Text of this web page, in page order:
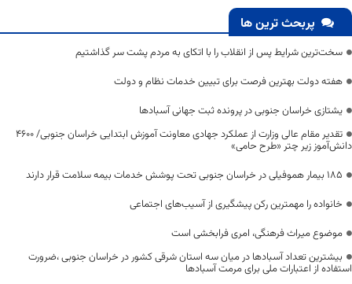
پربحث ترین ها
سخت‌ترین شرایط پس از انقلاب را با اتکای به مردم پشت سر گذاشتیم
هفته دولت بهترین فرصت برای تبیین خدمات نظام و دولت
یشتازی خراسان جنوبی در پرونده ثبت جهانی آسبادها
تقدیر مقام عالی وزارت از عملکرد جهادی معاونت آموزش ابتدایی خراسان جنوبی/ ۴۶۰۰
دانش‌آموز زیر چتر «طرح حامی»
۱۸۵ بیمار هموفیلی در خراسان جنوبی تحت پوشش خدمات بیمه سلامت قرار دارند
خانواده را مهمترین رکن پیشگیری از آسیب‌های اجتماعی
موضوع میراث فرهنگی، امری فرابخشی است
بیشترین تعداد آسبادها در میان سه استان شرقی کشور در خراسان جنوبی ،ضرورت
استفاده از اعتبارات ملی برای مرمت آسبادها